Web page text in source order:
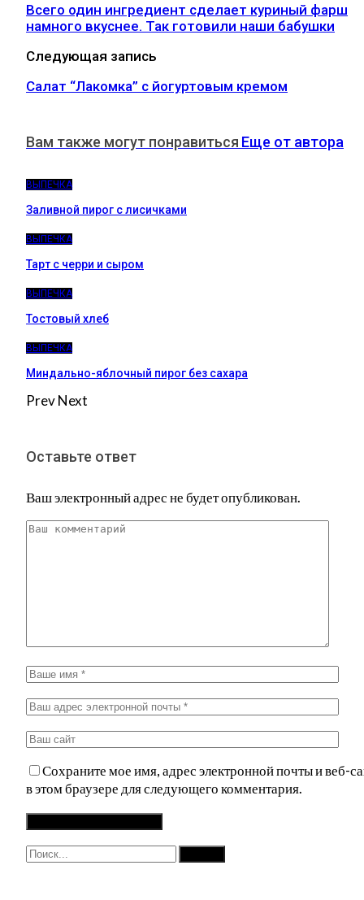
Всего один ингредиент сделает куриный фарш
намного вкуснее. Так готовили наши бабушки
Следующая запись
Салат “Лакомка” с йогуртовым кремом
Вам также могут понравиться Еще от автора
ВЫПЕЧКА
Заливной пирог с лисичками
ВЫПЕЧКА
Тарт с черри и сыром
ВЫПЕЧКА
Тостовый хлеб
ВЫПЕЧКА
Миндально-яблочный пирог без сахара
PrevNext
Оставьте ответ
Ваш электронный адрес не будет опубликован.
Сохраните мое имя, адрес электронной почты и веб-
в этом браузере для следующего комментария.